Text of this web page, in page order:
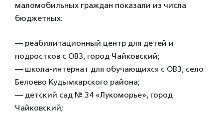
маломобильных граждан показали из числа
бюджетных:
— реабилитационный центр для детей и
подростков с ОВЗ, город Чайковский;
— школа-интернат для обучающихся с ОВЗ, село
Белоево Кудымкарского района;
— детский сад № 34 «Лукоморье», город
Чайковский;